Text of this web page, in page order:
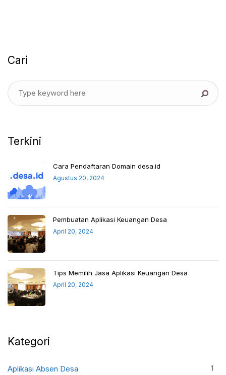
Cari
Terkini
Cara Pendaftaran Domain desa.id
Agustus 20, 2024
Pembuatan Aplikasi Keuangan Desa
April 20, 2024
Tips Memilih Jasa Aplikasi Keuangan Desa
April 20, 2024
Kategori
Aplikasi Absen Desa 1